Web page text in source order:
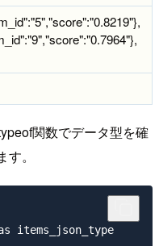
関数でデータ型を確
。
items_json_type